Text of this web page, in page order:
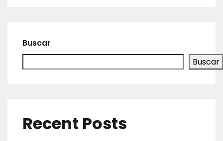
Buscar
Buscar
Recent Posts